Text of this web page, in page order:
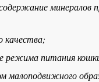
минералов
качества;
режима питания
малоподвижного